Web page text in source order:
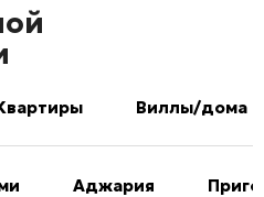
Виллы/дома
Аджария